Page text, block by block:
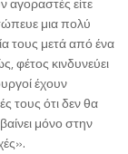
μια πολύ
τους μετά από ένα
κινδυνεύει
έχουν
τους ότι δεν θα
μόνο στην